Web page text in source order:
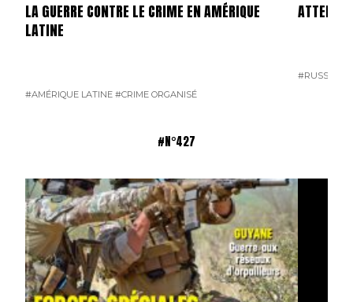
LA GUERRE CONTRE LE CRIME EN AMÉRIQUE
LATINE
#AMÉRIQUE LATINE #CRIME ORGANISÉ
#RUSSIE
#N°427